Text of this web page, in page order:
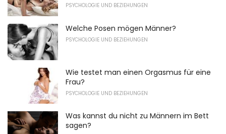
PSYCHOLOGIE UND BEZIEHUNGEN
Welche Posen mögen Männer?
PSYCHOLOGIE UND BEZIEHUNGEN
Wie testet man einen Orgasmus für eine
Frau?
PSYCHOLOGIE UND BEZIEHUNGEN
Was kannst du nicht zu Männern im Bett
sagen?